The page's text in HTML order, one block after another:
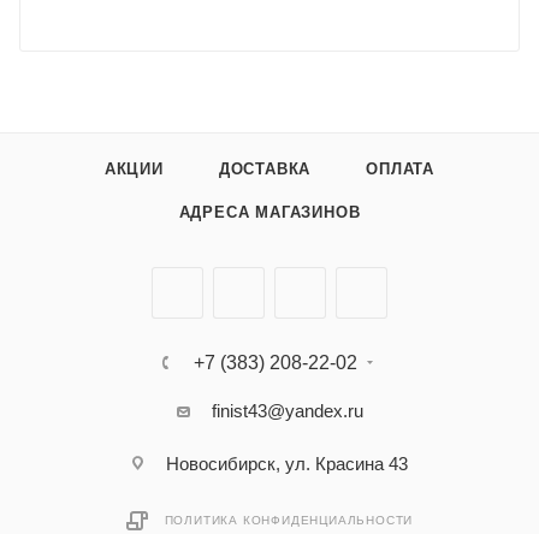
АКЦИИ ДОСТАВКА ОПЛАТА
АДРЕСА МАГАЗИНОВ
+7 (383) 208-22-02
finist43@yandex.ru
Новосибирск, ул. Красина 43
ПОЛИТИКА КОНФИДЕНЦИАЛЬНОСТИ